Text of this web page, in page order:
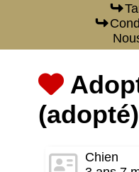
(adopté)
Chien